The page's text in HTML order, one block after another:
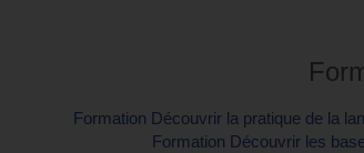
Formation Découvrir la pratique de la
Formation Découvrir les